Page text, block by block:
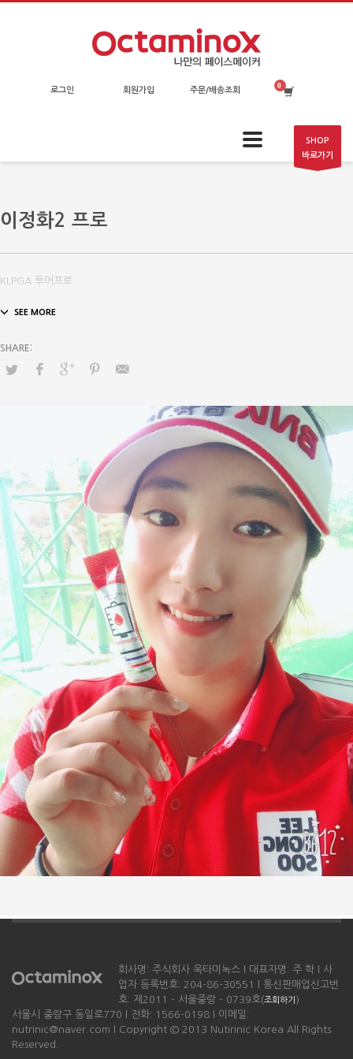
로그인 회원가입 주문/배송조회
SHOP
바로가기
이정화2 프로
KLPGA 투어프로
회사명: 주식회사 옥타미녹스 l 대표자명: 주 학 l 사
업자 등록번호: 204-86-30551 l 통신판매업신고번
호: 제2011 - 서울중랑 - 0739호(조회하기 )
서울시 중랑구 동일로770 l 전화: 1566-0198 l 이메일:
nutrinic@naver.com l Copyright © 2013 Nutirinic Korea All Rights
Reserved.